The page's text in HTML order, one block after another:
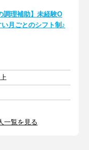
調理補助】未経験O
月ごとのシフト制♪
一覧を見る